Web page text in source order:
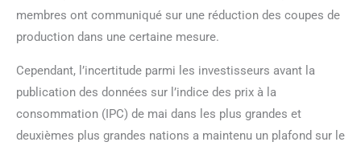
membres ont communiqué sur une réduction des coupes de
production dans une certaine mesure.
Cependant, l’incertitude parmi les investisseurs avant la
publication des données sur l’indice des prix à la
consommation (IPC) de mai dans les plus grandes et
deuxièmes plus grandes nations a maintenu un plafond sur le